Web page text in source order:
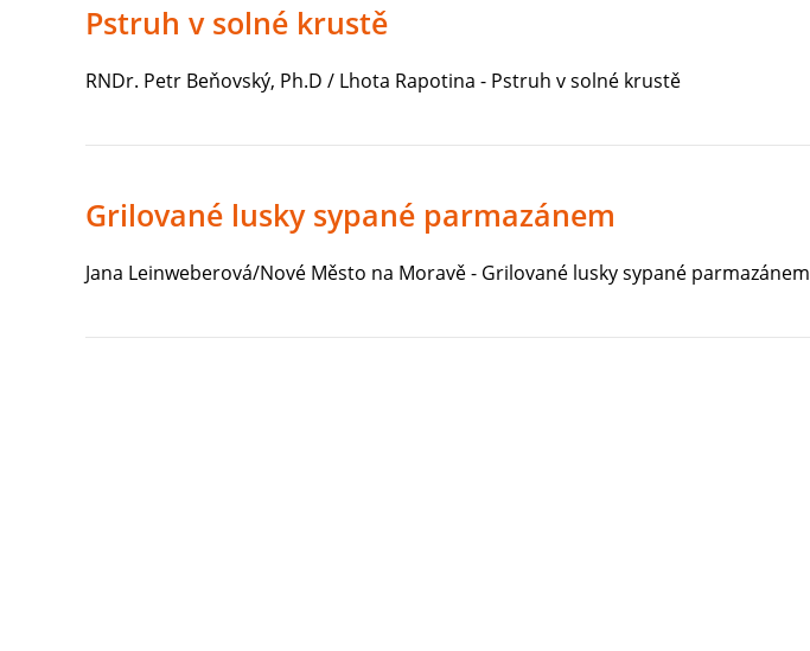
Pstruh v solné krustě
RNDr. Petr Beňovský, Ph.D / Lhota Rapotina - Pstruh v solné krustě
Grilované lusky sypané parmazánem
Jana Leinweberová/Nové Město na Moravě - Grilované lusky sypané parmazánem